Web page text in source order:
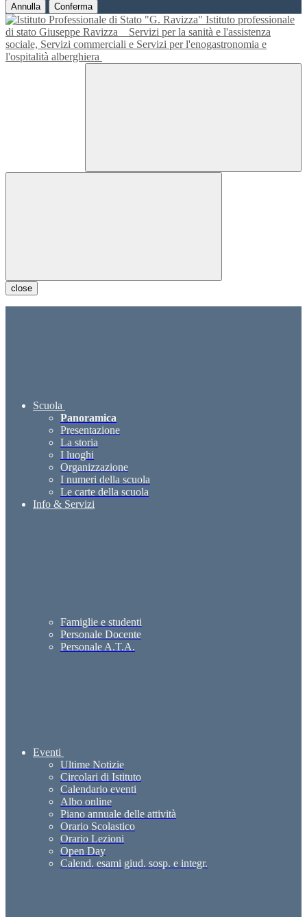
Annulla Conferma
Istituto professionale
di stato Giuseppe Ravizza
Servizi per la sanità e l'assistenza
sociale, Servizi commerciali e Servizi per l'enogastronomia e
l'ospitalità alberghiera
close
Scuola
Panoramica
Presentazione
La storia
I luoghi
Organizzazione
I numeri della scuola
Le carte della scuola
Info & Servizi
Famiglie e studenti
Personale Docente
Personale A.T.A.
Eventi
Ultime Notizie
Circolari di Istituto
Calendario eventi
Albo online
Piano annuale delle attività
Orario Scolastico
Orario Lezioni
Open Day
Calend. esami giud. sosp. e integr.